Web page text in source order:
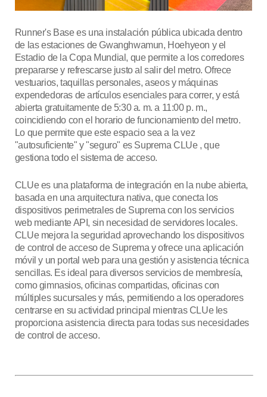
Runner's Base es una instalación pública ubicada dentro
de las estaciones de Gwanghwamun, Hoehyeon y el
Estadio de la Copa Mundial, que permite a los corredores
prepararse y refrescarse justo al salir del metro. Ofrece
vestuarios, taquillas personales, aseos y máquinas
expendedoras de artículos esenciales para correr, y está
abierta gratuitamente de 5:30 a. m. a 11:00 p. m.,
coincidiendo con el horario de funcionamiento del metro.
Lo que permite que este espacio sea a la vez
"autosuficiente" y "seguro" es Suprema CLUe , que
gestiona todo el sistema de acceso.
CLUe es una plataforma de integración en la nube abierta,
basada en una arquitectura nativa, que conecta los
dispositivos perimetrales de Suprema con los servicios
web mediante API, sin necesidad de servidores locales.
CLUe mejora la seguridad aprovechando los dispositivos
de control de acceso de Suprema y ofrece una aplicación
móvil y un portal web para una gestión y asistencia técnica
sencillas. Es ideal para diversos servicios de membresía,
como gimnasios, oficinas compartidas, oficinas con
múltiples sucursales y más, permitiendo a los operadores
centrarse en su actividad principal mientras CLUe les
proporciona asistencia directa para todas sus necesidades
de control de acceso.